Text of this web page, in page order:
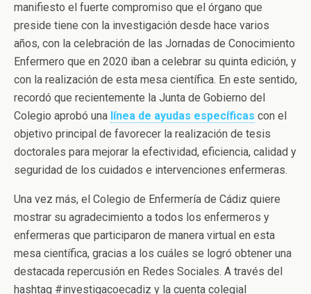
manifiesto el fuerte compromiso que el órgano que
preside tiene con la investigación desde hace varios
años, con la celebración de las Jornadas de Conocimiento
Enfermero que en 2020 iban a celebrar su quinta edición, y
con la realización de esta mesa científica. En este sentido,
recordó que recientemente la Junta de Gobierno del
Colegio aprobó una línea de ayudas específicas con el
objetivo principal de favorecer la realización de tesis
doctorales para mejorar la efectividad, eficiencia, calidad y
seguridad de los cuidados e intervenciones enfermeras.
Una vez más, el Colegio de Enfermería de Cádiz quiere
mostrar su agradecimiento a todos los enfermeros y
enfermeras que participaron de manera virtual en esta
mesa científica, gracias a los cuáles se logró obtener una
destacada repercusión en Redes Sociales. A través del
hashtag #investigacoecadiz y la cuenta colegial